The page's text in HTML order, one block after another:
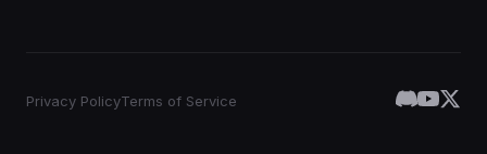
Privacy PolicyTerms of Service